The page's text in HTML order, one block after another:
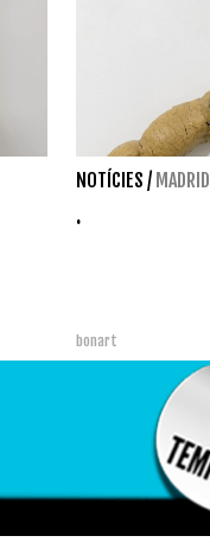
NOTÍCIES / MADRID
.
bonart